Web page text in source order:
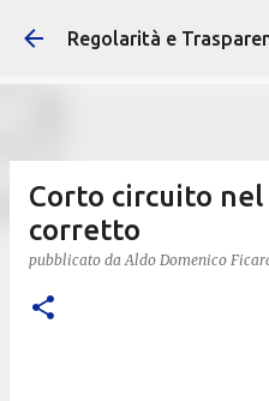
Passa ai
Corto circuito nel
corretto
pubblicato daAldo Domenico